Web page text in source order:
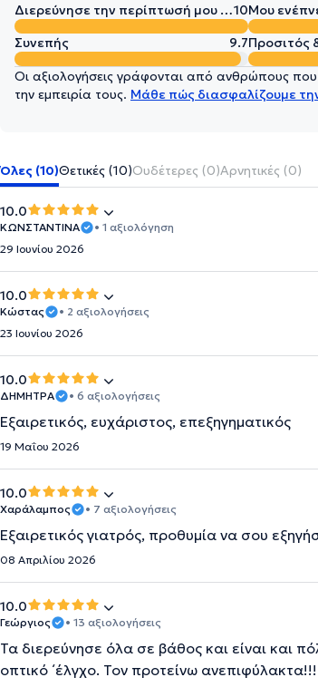
Διερεύνησε την περίπτωσή μου σε βάθος10Μου
Συνεπής
9.7Προσιτός
Οι αξιολογήσεις γράφονται από ανθρώπους που
την εμπειρία τους. Μάθε πώς διασφαλίζουμε
Όλες (10)Θετικές (10)Ουδέτερες (0)Αρνητικές (0)
10.0
ΚΩΝΣΤΑΝΤΙΝΑ
• 1 αξιολόγηση
29 Ιουνίου 2026
10.0
Κώστας
• 2 αξιολογήσεις
23 Ιουνίου 2026
10.0
ΔΗΜΗΤΡΑ • 6 αξιολογήσεις
Εξαιρετικός, ευχάριστος, επεξηγηματικός
19 Μαΐου 2026
10.0
Χαράλαμπος • 7 αξιολογήσεις
Εξαιρετικός γιατρός, προθυμία να σου
08 Απριλίου 2026
10.0
Γεώργιος • 13 αξιολογήσεις
Τα διερεύνησε όλα σε βάθος και είναι και
οπτικό ΄έλγχο. Τον προτείνω ανεπιφύλακτα!!!